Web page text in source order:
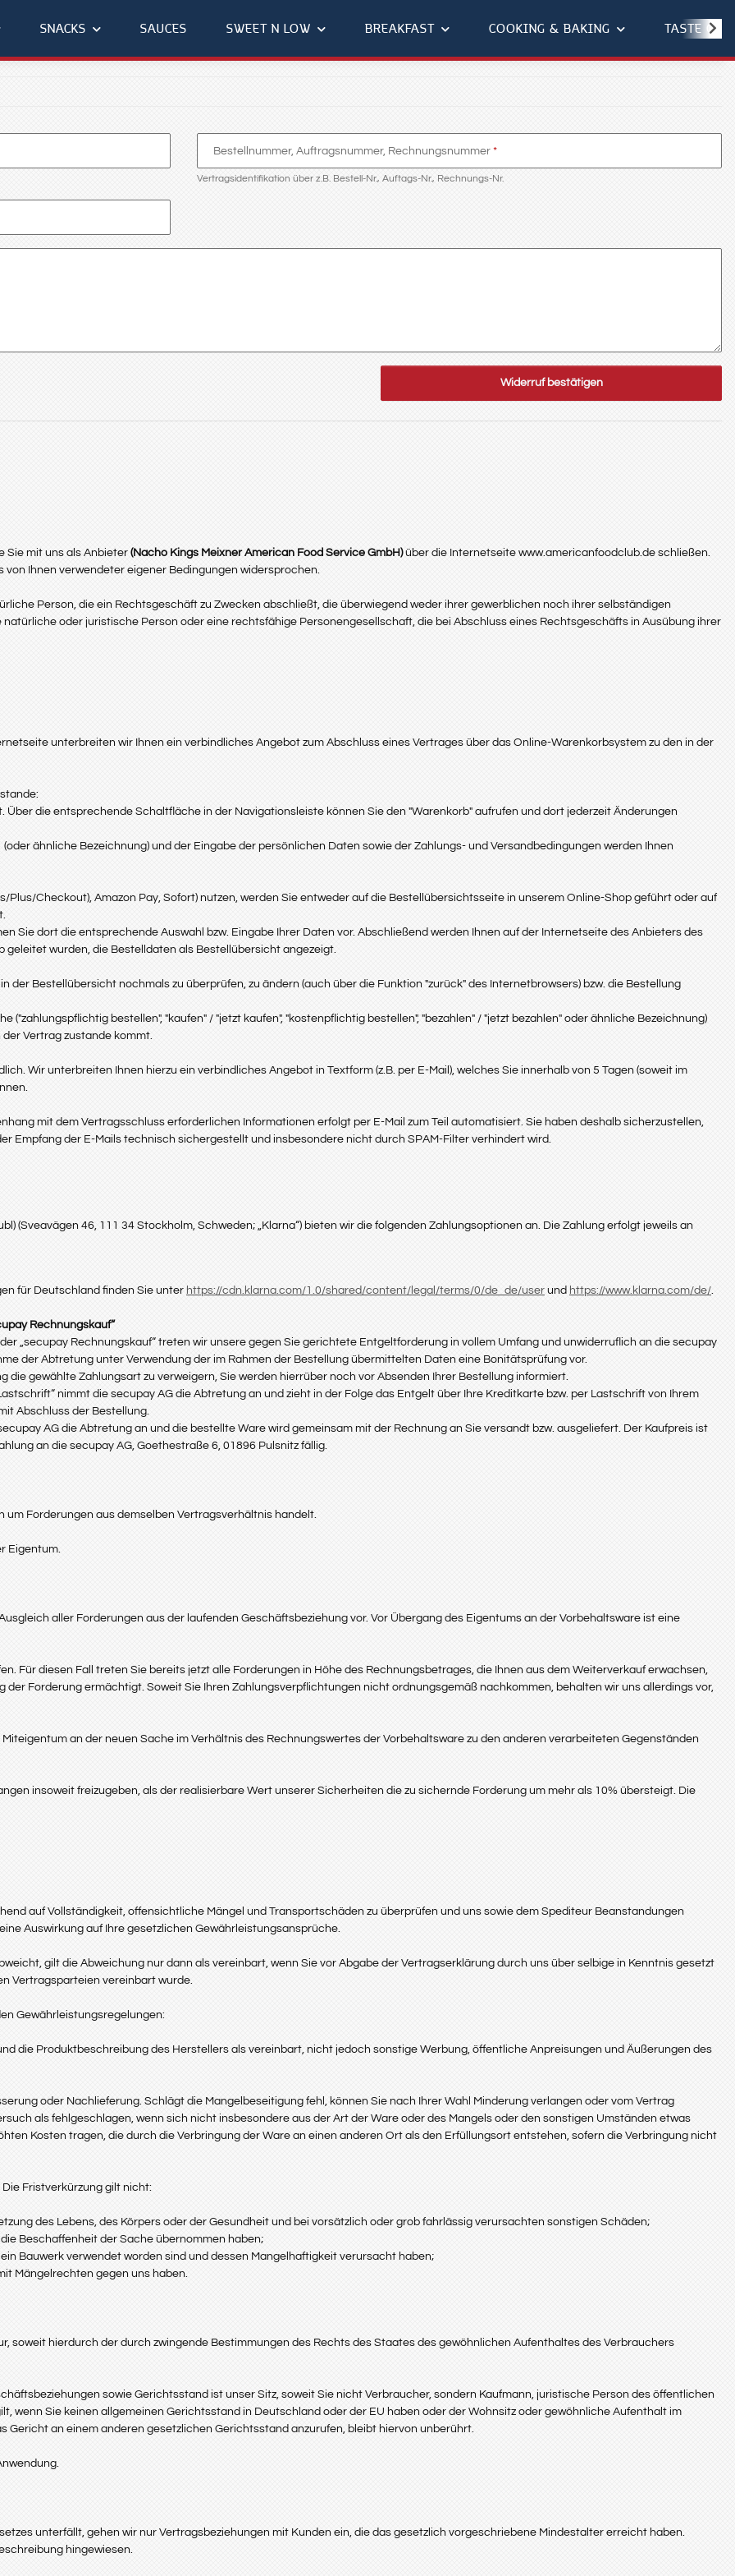
SNACKS SAUCES SWEET N LOW BREAKFAST COOKING & BAKING TASTE OF
Vertragsidentifikation über z.B. Bestell-Nr., Auftags-Nr., Rechnungs-Nr.
Bestellnummer, Auftragsnummer, Rechnungsnummer
Widerruf bestätigen
Sie mit uns als Anbieter (Nacho Kings Meixner American Food Service GmbH )über die Internetseite www.americanfoodclub.de schließen.
Ihnen verwendeter eigener Bedingungen widersprochen.
Person, die ein Rechtsgeschäft zu Zwecken abschließt, die überwiegend weder ihrer gewerblichen noch ihrer selbständigen
oder juristische Person oder eine rechtsfähige Personengesellschaft, die bei Abschluss eines Rechtsgeschäfts in Ausübung ihrer
unterbreiten wir Ihnen ein verbindliches Angebot zum Abschluss eines Vertrages über das Online-Warenkorbsystem zu den in der
die entsprechende Schaltfläche in der Navigationsleiste können Sie den "Warenkorb" aufrufen und dort jederzeit Änderungen
(oder ähnliche Bezeichnung) und der Eingabe der persönlichen Daten sowie der Zahlungs- und Versandbedingungen werden Ihnen
Plus/Checkout), Amazon Pay, Sofort) nutzen, werden Sie entweder auf die Bestellübersichtsseite in unserem Online-Shop geführt oder auf
Sie dort die entsprechende Auswahl bzw. Eingabe Ihrer Daten vor. Abschließend werden Ihnen auf der Internetseite des Anbieters des
wurden, die Bestelldaten als Bestellübersicht angezeigt.
der Bestellübersicht nochmals zu überprüfen, zu ändern (auch über die Funktion "zurück" des Internetbrowsers) bzw. die Bestellung
bestellen", "kaufen" / "jetzt kaufen", "kostenpflichtig bestellen", "bezahlen" / "jetzt bezahlen" oder ähnliche Bezeichnung)
Vertrag zustande kommt.
Wir unterbreiten Ihnen hierzu ein verbindliches Angebot in Textform (z.B. per E-Mail), welches Sie innerhalb von 5 Tagen (soweit im
mit dem Vertragsschluss erforderlichen Informationen erfolgt per E-Mail zum Teil automatisiert. Sie haben deshalb sicherzustellen,
Empfang der E-Mails technisch sichergestellt und insbesondere nicht durch SPAM-Filter verhindert wird.
(Sveavägen 46, 111 34 Stockholm, Schweden; „Klarna“) bieten wir die folgenden Zahlungsoptionen an. Die Zahlung erfolgt jeweils an
für Deutschland finden Sie unter https://cdn.klarna.com/1.0/shared/content/legal/terms/0/de_de/user und https://www.klarna.com/de/.
Rechnungskauf“
„secupay Rechnungskauf“ treten wir unsere gegen Sie gerichtete Entgeltforderung in vollem Umfang und unwiderruflich an die secupay
der Abtretung unter Verwendung der im Rahmen der Bestellung übermittelten Daten eine Bonitätsprüfung vor.
die gewählte Zahlungsart zu verweigern, Sie werden hierrüber noch vor Absenden Ihrer Bestellung informiert.
nimmt die secupay AG die Abtretung an und zieht in der Folge das Entgelt über Ihre Kreditkarte bzw. per Lastschrift von Ihrem
Abschluss der Bestellung.
AG die Abtretung an und die bestellte Ware wird gemeinsam mit der Rechnung an Sie versandt bzw. ausgeliefert. Der Kaufpreis ist
an die secupay AG, Goethestraße 6, 01896 Pulsnitz fällig.
Forderungen aus demselben Vertragsverhältnis handelt.
Eigentum.
aller Forderungen aus der laufenden Geschäftsbeziehung vor. Vor Übergang des Eigentums an der Vorbehaltsware ist eine
Für diesen Fall treten Sie bereits jetzt alle Forderungen in Höhe des Rechnungsbetrages, die Ihnen aus dem Weiterverkauf erwachsen,
der Forderung ermächtigt. Soweit Sie Ihren Zahlungsverpflichtungen nicht ordnungsgemäß nachkommen, behalten wir uns allerdings vor,
an der neuen Sache im Verhältnis des Rechnungswertes der Vorbehaltsware zu den anderen verarbeiteten Gegenständen
insoweit freizugeben, als der realisierbare Wert unserer Sicherheiten die zu sichernde Forderung um mehr als 10% übersteigt. Die
auf Vollständigkeit, offensichtliche Mängel und Transportschäden zu überprüfen und uns sowie dem Spediteur Beanstandungen
Auswirkung auf Ihre gesetzlichen Gewährleistungsansprüche.
gilt die Abweichung nur dann als vereinbart, wenn Sie vor Abgabe der Vertragserklärung durch uns über selbige in Kenntnis gesetzt
Vertragsparteien vereinbart wurde.
Gewährleistungsregelungen:
die Produktbeschreibung des Herstellers als vereinbart, nicht jedoch sonstige Werbung, öffentliche Anpreisungen und Äußerungen des
oder Nachlieferung. Schlägt die Mangelbeseitigung fehl, können Sie nach Ihrer Wahl Minderung verlangen oder vom Vertrag
als fehlgeschlagen, wenn sich nicht insbesondere aus der Art der Ware oder des Mangels oder den sonstigen Umständen etwas
Kosten tragen, die durch die Verbringung der Ware an einen anderen Ort als den Erfüllungsort entstehen, sofern die Verbringung nicht
Fristverkürzung gilt nicht:
des Lebens, des Körpers oder der Gesundheit und bei vorsätzlich oder grob fahrlässig verursachten sonstigen Schäden;
Beschaffenheit der Sache übernommen haben;
Bauwerk verwendet worden sind und dessen Mangelhaftigkeit verursacht haben;
Mängelrechten gegen uns haben.
soweit hierdurch der durch zwingende Bestimmungen des Rechts des Staates des gewöhnlichen Aufenthaltes des Verbrauchers
sowie Gerichtsstand ist unser Sitz, soweit Sie nicht Verbraucher, sondern Kaufmann, juristische Person des öffentlichen
wenn Sie keinen allgemeinen Gerichtsstand in Deutschland oder der EU haben oder der Wohnsitz oder gewöhnliche Aufenthalt im
Gericht an einem anderen gesetzlichen Gerichtsstand anzurufen, bleibt hiervon unberührt.
unterfällt, gehen wir nur Vertragsbeziehungen mit Kunden ein, die das gesetzlich vorgeschriebene Mindestalter erreicht haben.
hingewiesen.